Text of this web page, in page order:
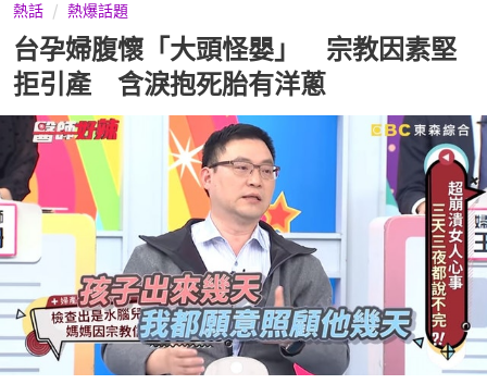
熱話 熱爆話題
台孕婦腹懷「大頭怪嬰」 宗教因素堅
拒引產 含淚抱死胎有洋蔥